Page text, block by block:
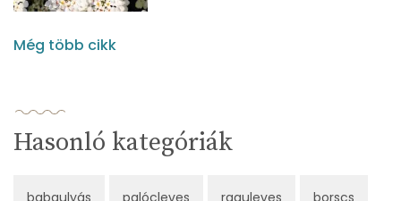
Még több cikk
Hasonló kategóriák